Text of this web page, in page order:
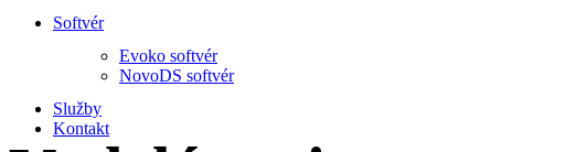
Softvér
Evoko softvér
NovoDS softvér
Služby
Kontakt